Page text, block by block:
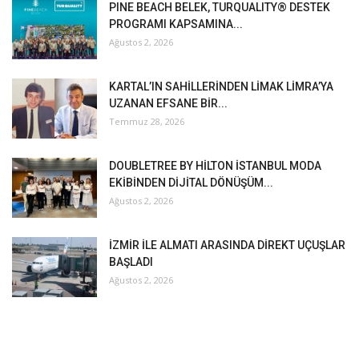
PINE BEACH BELEK, TURQUALITY® DESTEK
PROGRAMI KAPSAMINA...
Ağustos 2, 2026
KARTAL’IN SAHİLLERİNDEN LİMAK LİMRA’YA
UZANAN EFSANE BİR...
Temmuz 28, 2026
DOUBLETREE BY HİLTON İSTANBUL MODA
EKİBİNDEN DİJİTAL DÖNÜŞÜM...
Ağustos 2, 2026
İZMİR İLE ALMATI ARASINDA DİREKT UÇUŞLAR
BAŞLADI
Ağustos 2, 2026